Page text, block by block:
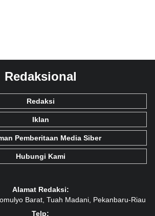
Redaksional
Redaksi
Iklan
Pemberitaan Media Siber
Hubungi Kami
Alamat Redaksi:
Barat, Tuah Madani, Pekanbaru-Riau
Telp: